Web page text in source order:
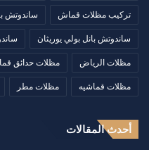
تركيب مظلات قماش ساندوتش
ساندوتش بانل بولي يوريثان
مظلات الرياض مظلات حدائق
مظلات قماشيه مظلات مطر
أحدث المقالات